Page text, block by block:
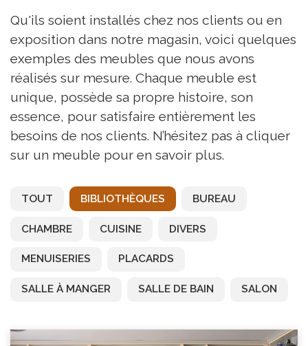
Qu'ils soient installés chez nos clients ou en
exposition dans notre magasin, voici quelques
exemples des meubles que nous avons
réalisés sur mesure. Chaque meuble est
unique, possède sa propre histoire, son
essence, pour satisfaire entièrement les
besoins de nos clients. N’hésitez pas à cliquer
sur un meuble pour en savoir plus.
TOUT BIBLIOTHÈQUES BUREAU
CHAMBRE CUISINE DIVERS
MENUISERIES PLACARDS
SALLE À MANGER SALLE DE BAIN SALON